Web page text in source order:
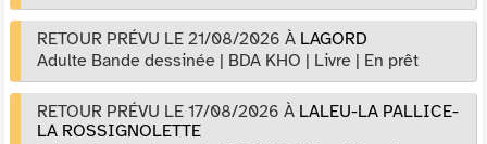
RETOUR PRÉVU LE 21/08/2026 À LAGORD
Adulte Bande dessinée | BDA KHO | Livre | En prêt
RETOUR PRÉVU LE 17/08/2026 À LALEU-LA PALLICE-
LA ROSSIGNOLETTE